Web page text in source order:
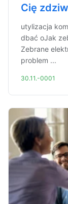
Cię
utylizacja
dbać oJak
Zebrane
problem ...
30.11.-0001